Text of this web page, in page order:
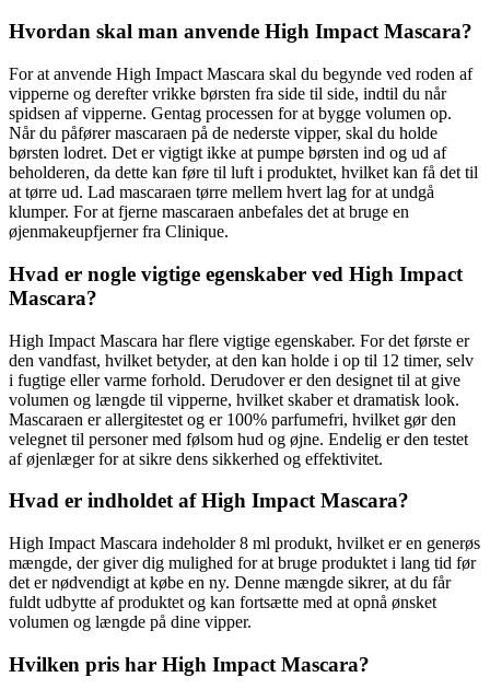
Hvordan skal man anvende High Impact Mascara?
For at anvende High Impact Mascara skal du begynde ved roden af
vipperne og derefter vrikke børsten fra side til side, indtil du når
spidsen af vipperne. Gentag processen for at bygge volumen op.
Når du påfører mascaraen på de nederste vipper, skal du holde
børsten lodret. Det er vigtigt ikke at pumpe børsten ind og ud af
beholderen, da dette kan føre til luft i produktet, hvilket kan få det til
at tørre ud. Lad mascaraen tørre mellem hvert lag for at undgå
klumper. For at fjerne mascaraen anbefales det at bruge en
øjenmakeupfjerner fra Clinique.
Hvad er nogle vigtige egenskaber ved High Impact
Mascara?
High Impact Mascara har flere vigtige egenskaber. For det første er
den vandfast, hvilket betyder, at den kan holde i op til 12 timer, selv
i fugtige eller varme forhold. Derudover er den designet til at give
volumen og længde til vipperne, hvilket skaber et dramatisk look.
Mascaraen er allergitestet og er 100% parfumefri, hvilket gør den
velegnet til personer med følsom hud og øjne. Endelig er den testet
af øjenlæger for at sikre dens sikkerhed og effektivitet.
Hvad er indholdet af High Impact Mascara?
High Impact Mascara indeholder 8 ml produkt, hvilket er en generøs
mængde, der giver dig mulighed for at bruge produktet i lang tid før
det er nødvendigt at købe en ny. Denne mængde sikrer, at du får
fuldt udbytte af produktet og kan fortsætte med at opnå ønsket
volumen og længde på dine vipper.
Hvilken pris har High Impact Mascara?